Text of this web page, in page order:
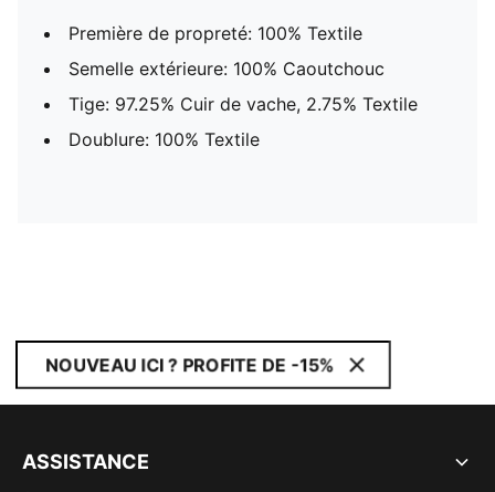
Première de propreté: 100% Textile
Semelle extérieure: 100% Caoutchouc
Tige: 97.25% Cuir de vache, 2.75% Textile
Doublure: 100% Textile
NOUVEAU ICI ? PROFITE DE -15%
ASSISTANCE